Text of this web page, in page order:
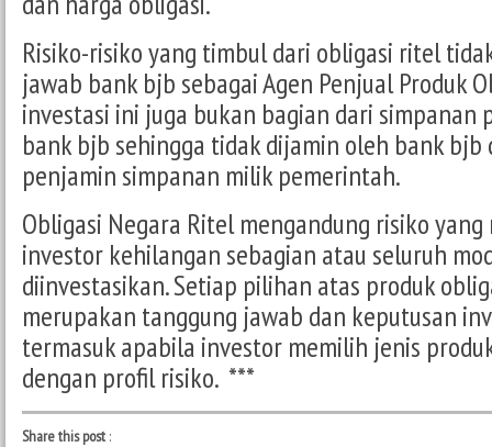
Risiko-risiko yang timbul dari obligasi ritel
jawab bank bjb sebagai Agen Penjual Produk
investasi ini juga bukan bagian dari simpanan
bank bjb sehingga tidak dijamin oleh bank bjb
penjamin simpanan milik pemerintah.
Obligasi Negara Ritel mengandung risiko
investor kehilangan sebagian atau seluruh
diinvestasikan. Setiap pilihan atas produk
merupakan tanggung jawab dan keputusan
termasuk apabila investor memilih jenis
dengan profil risiko. ***
Share this post: